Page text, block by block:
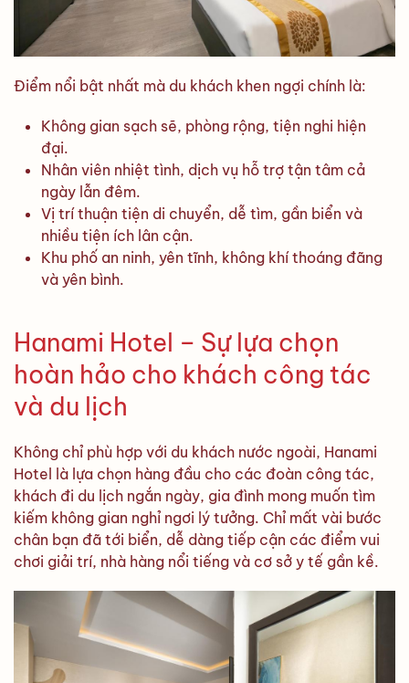
Điểm nổi bật nhất mà du khách khen ngợi chính là:
Không gian sạch sẽ, phòng rộng, tiện nghi hiện
đại.
Nhân viên nhiệt tình, dịch vụ hỗ trợ tận tâm cả
ngày lẫn đêm.
Vị trí thuận tiện di chuyển, dễ tìm, gần biển và
nhiều tiện ích lân cận.
Khu phố an ninh, yên tĩnh, không khí thoáng đãng
và yên bình.
Hanami Hotel – Sự lựa chọn
hoàn hảo cho khách công tác
và du lịch
Không chỉ phù hợp với du khách nước ngoài, Hanami
Hotel là lựa chọn hàng đầu cho các đoàn công tác,
khách đi du lịch ngắn ngày, gia đình mong muốn tìm
kiếm không gian nghỉ ngơi lý tưởng. Chỉ mất vài bước
chân bạn đã tới biển, dễ dàng tiếp cận các điểm vui
chơi giải trí, nhà hàng nổi tiếng và cơ sở y tế gần kề.